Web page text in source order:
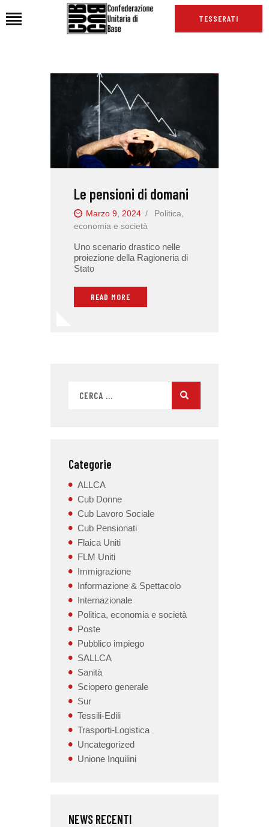
TESSERATI
HOME
CHI SIAMO
NEWS
PODCAST CUB
INTERNAZIONALE
RASSEGNA STAMPA
Le pensioni di domani
Marzo 9, 2024
Politica,
economia e società
Uno scenario drastico nelle
proiezione della Ragioneria di
Stato
READ MORE
Categorie
ALLCA
Cub Donne
Cub Lavoro Sociale
Cub Pensionati
Flaica Uniti
FLM Uniti
Immigrazione
Informazione & Spettacolo
Internazionale
Politica, economia e società
Poste
Pubblico impiego
SALLCA
Sanità
Sciopero generale
Sur
Tessili-Edili
Trasporti-Logistica
Uncategorized
Unione Inquilini
NEWS RECENTI